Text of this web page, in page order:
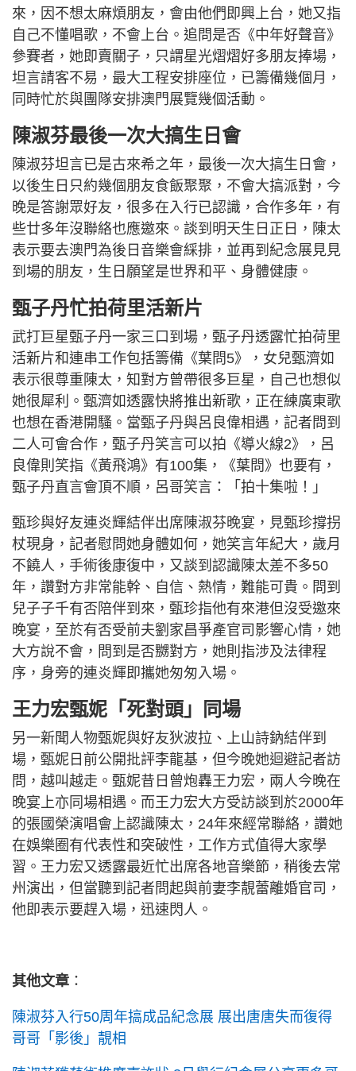
來，因不想太麻煩朋友，會由他們即興上台，她又指
自己不懂唱歌，不會上台。追問是否《中年好聲音》
參賽者，她即賣關子，只謂星光熠熠好多朋友捧場，
坦言請客不易，最大工程安排座位，已籌備幾個月，
同時忙於與團隊安排澳門展覽幾個活動。
陳淑芬最後一次大搞生日會
陳淑芬坦言已是古來希之年，最後一次大搞生日會，
以後生日只約幾個朋友食飯聚聚，不會大搞派對，今
晚是答謝眾好友，很多在入行已認識，合作多年，有
些廿多年沒聯絡也應邀來。談到明天生日正日，陳太
表示要去澳門為後日音樂會綵排，並再到紀念展見見
到場的朋友，生日願望是世界和平、身體健康。
甄子丹忙拍荷里活新片
武打巨星甄子丹一家三口到場，甄子丹透露忙拍荷里
活新片和連串工作包括籌備《葉問5》，女兒甄濟如
表示很尊重陳太，知對方曾帶很多巨星，自己也想似
她很犀利。甄濟如透露快將推出新歌，正在練廣東歌
也想在香港開騷。當甄子丹與呂良偉相遇，記者問到
二人可會合作，甄子丹笑言可以拍《導火線2》，呂
良偉則笑指《黃飛鴻》有100集，《葉問》也要有，
甄子丹直言會頂不順，呂哥笑言：「拍十集啦！」
甄珍與好友連炎輝結伴出席陳淑芬晚宴，見甄珍撐拐
杖現身，記者慰問她身體如何，她笑言年紀大，歲月
不饒人，手術後康復中，又談到認識陳太差不多50
年，讚對方非常能幹、自信、熱情，難能可貴。問到
兒子子千有否陪伴到來，甄珍指他有來港但沒受邀來
晚宴，至於有否受前夫劉家昌爭產官司影響心情，她
大方說不會，問到是否嬲對方，她則指涉及法律程
序，身旁的連炎輝即攜她匆匆入場。
王力宏甄妮「死對頭」同場
另一新聞人物甄妮與好友狄波拉、上山詩鈉結伴到
場，甄妮日前公開批評李龍基，但今晚她迴避記者訪
問，越叫越走。甄妮昔日曾炮轟王力宏，兩人今晚在
晚宴上亦同場相遇。而王力宏大方受訪談到於2000年
的張國榮演唱會上認識陳太，24年來經常聯絡，讚她
在娛樂圈有代表性和突破性，工作方式值得大家學
習。王力宏又透露最近忙出席各地音樂節，稍後去常
州演出，但當聽到記者問起與前妻李靚蕾離婚官司，
他即表示要趕入場，迅速閃人。
其他文章 ：
陳淑芬入行50周年搞成品紀念展 展出唐唐失而復得
哥哥「影後」靚相